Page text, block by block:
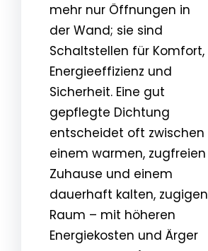
mehr nur Öffnungen in
der Wand; sie sind
Schaltstellen für Komfort,
Energieeffizienz und
Sicherheit. Eine gut
gepflegte Dichtung
entscheidet oft zwischen
einem warmen, zugfreien
Zuhause und einem
dauerhaft kalten, zugigen
Raum – mit höheren
Energiekosten und Ärger